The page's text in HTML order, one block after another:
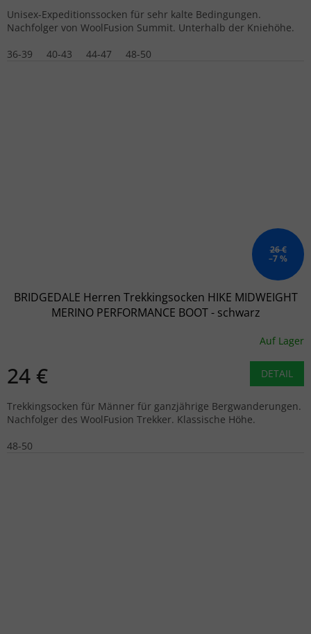
Unisex-Expeditionssocken für sehr kalte Bedingungen.
Nachfolger von WoolFusion Summit. Unterhalb der Kniehöhe.
36-39
40-43 44-47 48-50
26 €
–7 %
BRIDGEDALE Herren Trekkingsocken HIKE MIDWEIGHT
MERINO PERFORMANCE BOOT - schwarz
Auf Lager
24 € DETAIL
Trekkingsocken für Männer für ganzjährige Bergwanderungen.
Nachfolger des WoolFusion Trekker. Klassische Höhe.
48-50